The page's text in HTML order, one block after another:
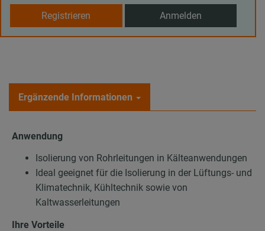
Registrieren Anmelden
Ergänzende Informationen
Anwendung
Isolierung von Rohrleitungen in Kälteanwendungen
Ideal geeignet für die Isolierung in der Lüftungs- und
Klimatechnik, Kühltechnik sowie von
Kaltwasserleitungen
Ihre Vorteile